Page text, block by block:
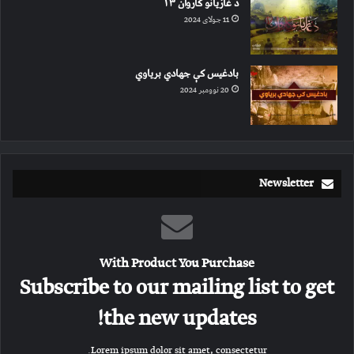
11 جولای 2024
بادغیس کې جهادي بریاوي
20 نوومبر 2024
Newsletter
With Product You Purchase
Subscribe to our mailing list to get
the new updates!